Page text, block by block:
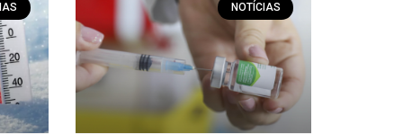
NOTÍCIAS